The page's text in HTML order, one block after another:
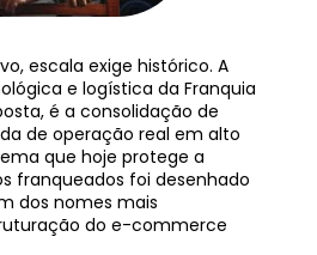
escala exige histórico. A
e logística da Franquia
é a consolidação de
de operação real em alto
que hoje protege a
franqueados foi desenhado
dos nomes mais
do e-commerce